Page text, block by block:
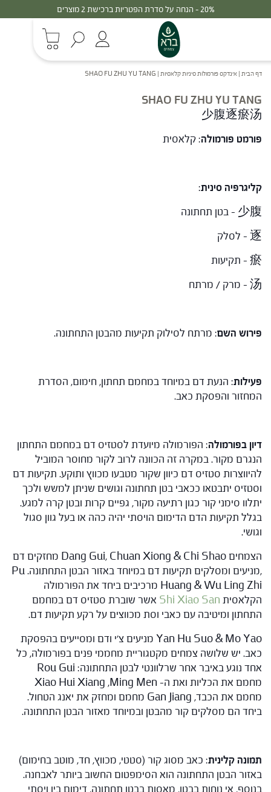
דף הבית | אינדקס פורמולות סיניות קלאסיות |
SHAO FU ZHU YU TANG
SHAO FU ZHU YU TANG
少腹逐瘀汤
פורמט פורמולה: קלאסית
קליגרפיה סינית:
少腹 – בטן תחתונה
逐 – לסלק
瘀 – תקיעות
汤 – מרק / מרתח
פירוש השם: מרתח לסילוק תקיעות מהבטן התחתונה.
פעילות: הנעת דם במיוחד במחמם תחתון, חימום, הסדרת
המחזור והפסקת כאב.
דיון בפורמולה: הפורמולה מיועדת לסטזיס דם במחמם התחתון
הנגרם מקור. במקרה זה הכוונה לרוב לקור מחוסר המוביל
להיווצרות סטזיס דם כיוון שקור מטבעו מכווץ ותוקע. תקיעות דם
וסטזיס יתבטאו ככאבי בטן תחתונה וגושים שניתן למשש ולכך
יתלוו סימני קור כגון רתיעה מקור, גפיים קרות ובטן קרה למגע.
בגלל תקיעות הדם הדימום הויסתי יהיה כהה או בעל גוון סגול
וגושי.
הצמחים Dang Gui, Chuan Xiong & Chi Shao מחזקים דם
,מניעים ומסלקים תקיעות דם במיוחד באזור הבטן התחתונה. Pu
Huang & Wu Ling Zhi מרכיבים ביחד את הפורמולה
הקלאסית Shi Xiao San אשר שוברת סטזיס דם במחמם
התחתון ומיטיבה עם כאבי וסת מכווצים על רקע תקיעות דם.
Yan Hu Suo & Mo Yao מניעים צ'י ודם ומסייעים בהפסקת
כאב. יש שלושה צמחים מקטגוריית מחממי פנים בפורמולה, כל
אחד נוגע באיבר אחר שרלוונטי לבטן התחתונה: Rou Gui
מחמם את הכליות ואת ה- Xiao Hui Xiang ,Ming Men
מחמם את הכבד, Gan Jiang מחמם ומחזק את יאנג הטחול.
ביחד הם מסלקים קור מהבטן ובמיוחד מאזור הבטן התחתונה.
תמונה קלינית: כאב מסוג קור (סטטי, מכווץ, חד, מוטב בחימום)
באזור הבטן התחתונה הוא הסימפטום החשוב ביותר לאבחנה.
בנוסף, אי נוחות בבטן, מאסות בבטן תחתונה, דימום בין ויסתי